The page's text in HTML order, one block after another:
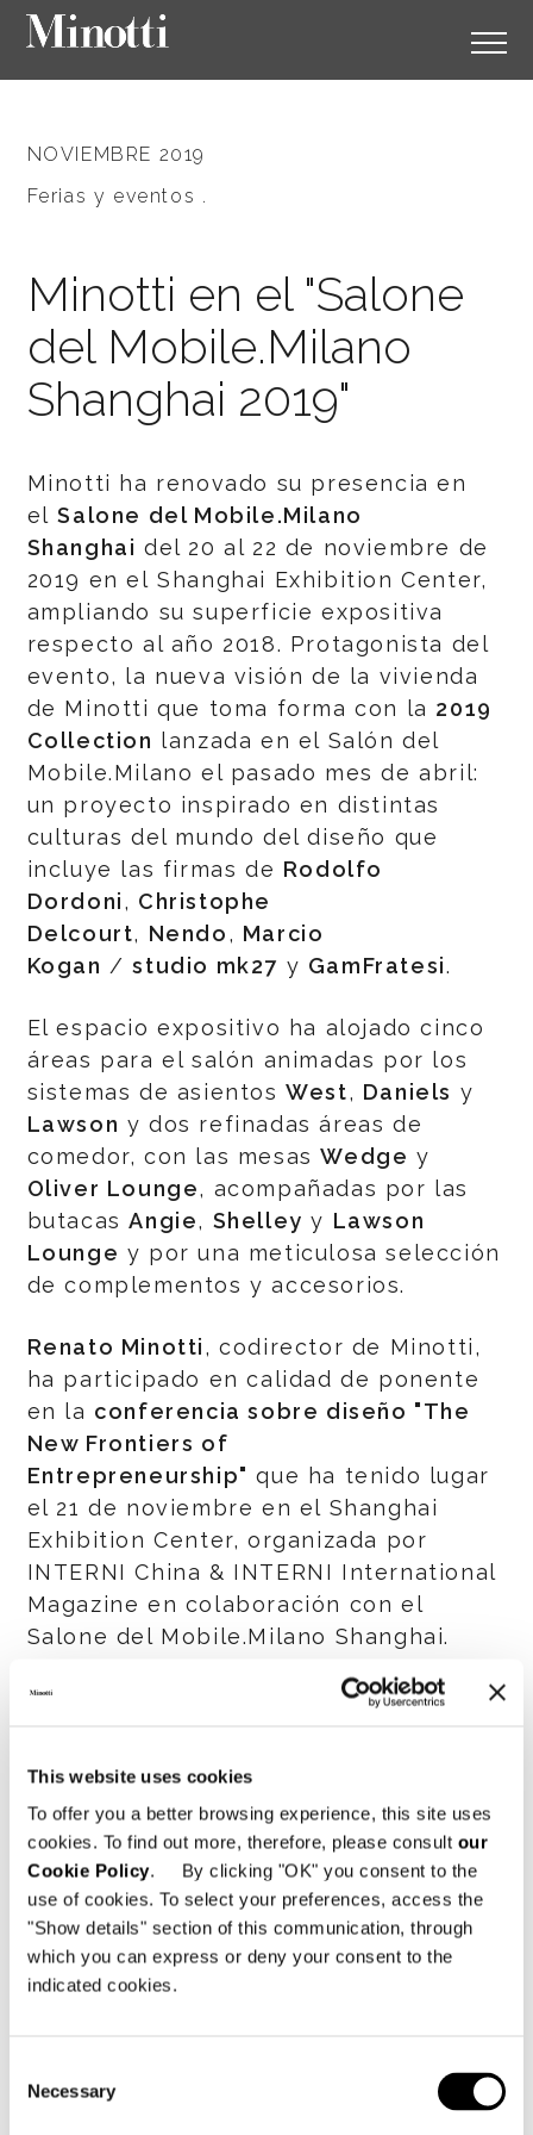
This website uses cookies
To offer you a better browsing experience, this site uses
cookies. To find out more, therefore, please consult our
Cookie Policy. By clicking "OK" you consent to the
use of cookies. To select your preferences, access the
"Show details" section of this communication, through
which you can express or deny your consent to the
indicated cookies.
Selection
Necessary
NOVIEMBRE 2019
Ferias y eventos .
Minotti en el "Salone
del Mobile.Milano
Shanghai 2019"
Minotti ha renovado su presencia en
elSalone del Mobile.Milano
Shanghai del 20 al 22 de noviembre de
2019 en el Shanghai Exhibition Center,
ampliando su superficie expositiva
respecto al año 2018. Protagonista del
evento, la nueva visión de la vivienda
de Minotti que toma forma con la 2019
Collection lanzada en el Salón del
Mobile.Milano el pasado mes de abril:
un proyecto inspirado en distintas
culturas del mundo del diseño que
incluye las firmas de Rodolfo
Dordoni, Christophe
Delcourt, Nendo, Marcio
Kogan /studio mk27 y GamFratesi.
El espacio expositivo ha alojado cinco
áreas para el salón animadas por los
sistemas de asientosWest, Daniels y
Lawson y dos refinadas áreas de
comedor, con las mesasWedge y
Oliver Lounge, acompañadas por las
butacasAngie, Shelley y Lawson
Lounge y por una meticulosa selección
de complementos y accesorios.
Renato Minotti, codirector de Minotti,
ha participado en calidad de ponente
en la conferencia sobre diseño "The
New Frontiers of
Entrepreneurship" que ha tenido lugar
el 21 de noviembre en el Shanghai
Exhibition Center, organizada por
INTERNI China & INTERNI International
Magazine en colaboración con el
Salone del Mobile.Milano Shanghai.
Además de ser presentada en el
grande de Minotti en el mundo—,
abierta en 2015 en colaboración con
Domus Tiandi, socio histórico de
Minotti en los mercados de Pekín,
Shanghái y Shenzhen.
Caracterizado por una sorprendente
más recientes de la 2019 Collection y